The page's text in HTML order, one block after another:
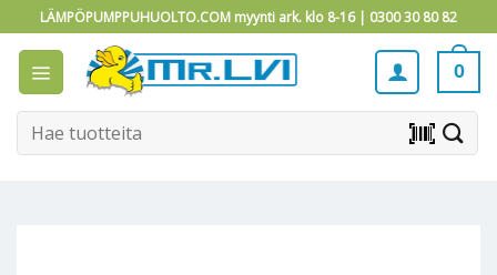
to
content
LÄMPÖPUMPPUHUOLTO.COM myynti ark. klo 8-16 | 0300 30 80 82
0
Etsi: barcode_scanner